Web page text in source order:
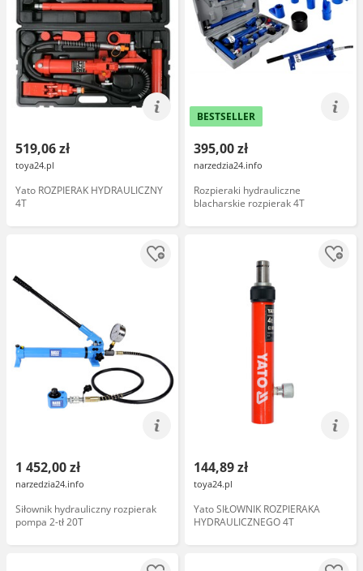
519,06 zł
toya24.pl
Yato ROZPIERAK HYDRAULICZNY
4T
BESTSELLER
395,00 zł
narzedzia24.info
Rozpieraki hydrauliczne
blacharskie rozpierak 4T
1 452,00 zł
narzedzia24.info
Siłownik hydrauliczny rozpierak
pompa 2-tł 20T
144,89 zł
toya24.pl
Yato SIŁOWNIK ROZPIERAKA
HYDRAULICZNEGO 4T